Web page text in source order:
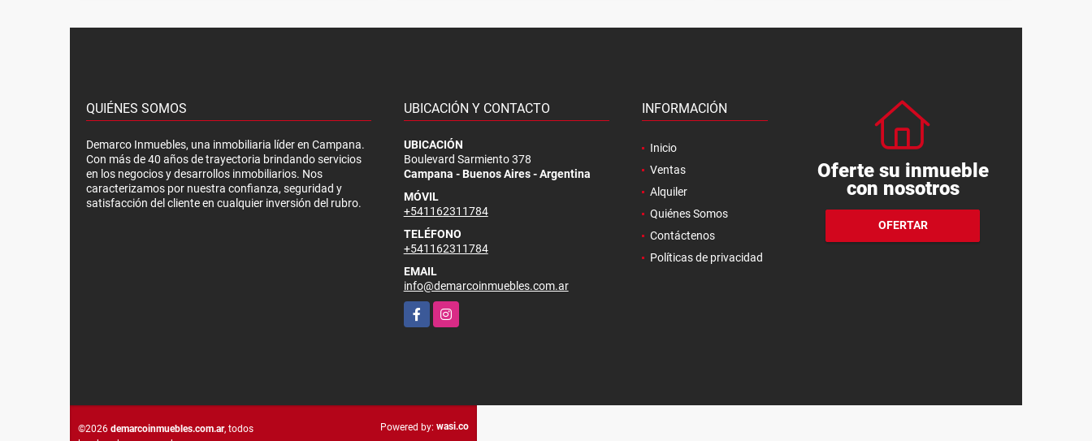
QUIÉNES SOMOS
Demarco Inmuebles, una inmobiliaria líder en Campana.
Con más de 40 años de trayectoria brindando servicios
en los negocios y desarrollos inmobiliarios. Nos
caracterizamos por nuestra confianza, seguridad y
satisfacción del cliente en cualquier inversión del rubro.
UBICACIÓN Y CONTACTO
UBICACIÓN
Boulevard Sarmiento 378
Campana - Buenos Aires - Argentina
MÓVIL
+541162311784
TELÉFONO
+541162311784
EMAIL
info@demarcoinmuebles.com.ar
FacebookInstagram
INFORMACIÓN
Inicio
Ventas
Alquiler
Quiénes Somos
Contáctenos
Políticas de privacidad
Oferte su inmueble
con nosotros
OFERTAR
©2026 demarcoinmuebles.com.ar, todos
Powered by: wasi.co